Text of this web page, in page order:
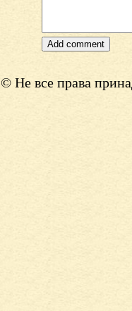
© Не все права